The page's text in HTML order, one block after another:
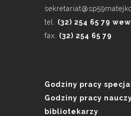
tel.
(32) 254 65 79
fax.
(32) 254 65 79
Godziny pracy
Godziny pracy
bibliotekarzy